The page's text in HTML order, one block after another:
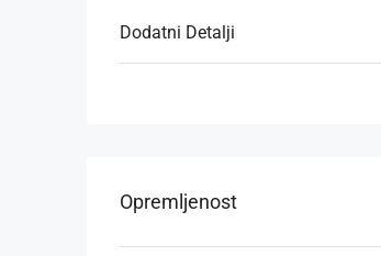
Dodatni Detalji
Opremljenost